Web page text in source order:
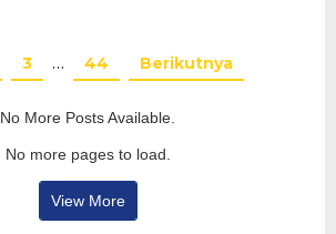
3 … 44 Berikutnya
No More Posts Available.
No more pages to load.
View More